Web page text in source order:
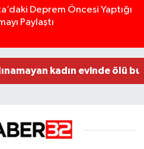
Deprem Öncesi Yaptığı
Paylaştı
arasındaki silahlı kavgada
birbirine girdiği kavga
OTOMOBİL GÜL
kadın evinde ölü